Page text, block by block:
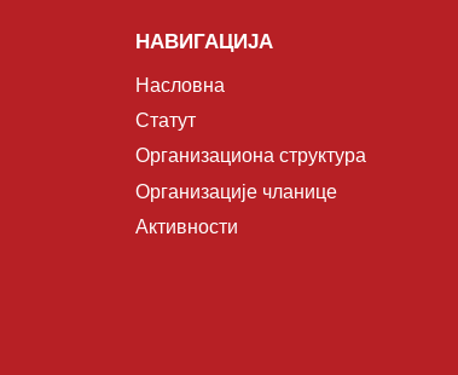
НАВИГАЦИЈА
Насловна
Статут
Организациона структура
Организације чланице
Активности